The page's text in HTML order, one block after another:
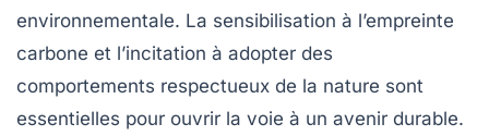
environnementale. La sensibilisation à l’empreinte
carbone et l’incitation à adopter des
comportements respectueux de la nature sont
essentielles pour ouvrir la voie à un avenir durable.